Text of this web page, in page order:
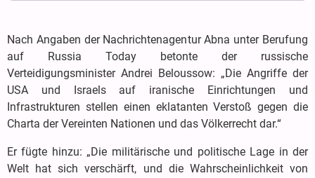
Nach Angaben der Nachrichtenagentur Abna unter Berufung
auf Russia Today betonte der russische
Verteidigungsminister Andrei Beloussow: „Die Angriffe der
USA und Israels auf iranische Einrichtungen und
Infrastrukturen stellen einen eklatanten Verstoß gegen die
Charta der Vereinten Nationen und das Völkerrecht dar.“
Er fügte hinzu: „Die militärische und politische Lage in der
Welt hat sich verschärft, und die Wahrscheinlichkeit von